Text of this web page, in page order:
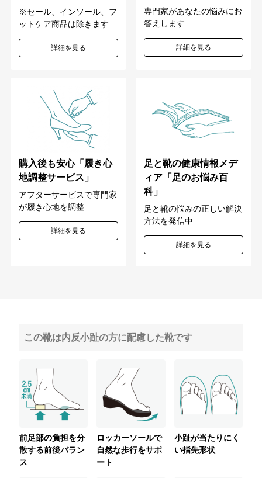
※セール、インソール、フ
ットケア商品は除きます
詳細を見る
専門家があなたの悩みにお
答えします
詳細を見る
購入後も安心「履き心
地調整サービス」
アフターサービスで専門家
が履き心地を調整
詳細を見る
足と靴の健康情報メデ
ィア「足のお悩み百
科」
足と靴の悩みの正しい解決
方法を発信中
詳細を見る
この靴は内反小趾の方に配慮した靴です
前足部の負担を分
散する前後バラン
ス
ロッカーソールで
自然な歩行をサポ
ート
小趾が当たりにく
い指先形状